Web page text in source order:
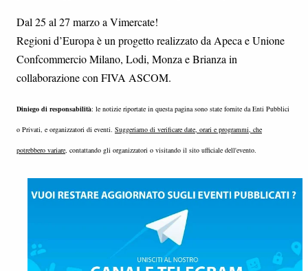
Dal 25 al 27 marzo a Vimercate!
Regioni d’Europa è un progetto realizzato da Apeca e Unione
Confcommercio Milano, Lodi, Monza e Brianza in
collaborazione con FIVA ASCOM.
Diniego di responsabilità: le notizie riportate in questa pagina sono state fornite da Enti Pubblici
o Privati, e organizzatori di eventi. Suggeriamo di verificare date, orari e programmi, che
potrebbero variare, contattando gli organizzatori o visitando il sito ufficiale dell'evento.